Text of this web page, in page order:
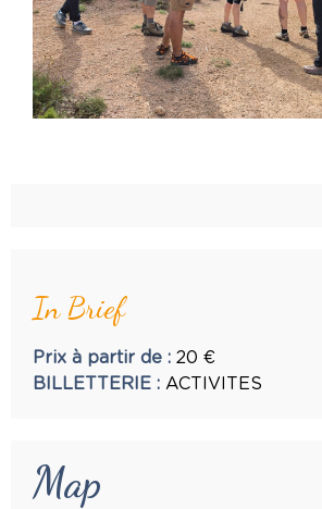
In Brief
Prix à partir de : 20 €
BILLETTERIE : ACTIVITES
Map